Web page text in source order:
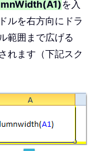
を入
ルを右方向にドラ
範囲まで広げる
れます（下記スク